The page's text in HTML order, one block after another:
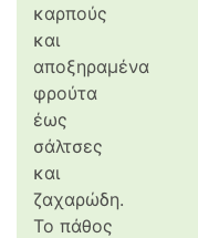
καρπούς
και
αποξηραμένα
φρούτα
έως
σάλτσες
και
ζαχαρώδη.
Το πάθος